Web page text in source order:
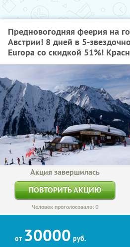
Предновогодняя феерия на
Австрии! 8 дней в 5-
Europa со скидкой 51%!
Акция завершилась
ПОВТОРИТЬ АКЦИЮ
Человек проголосовало: 0
от 30000 руб.